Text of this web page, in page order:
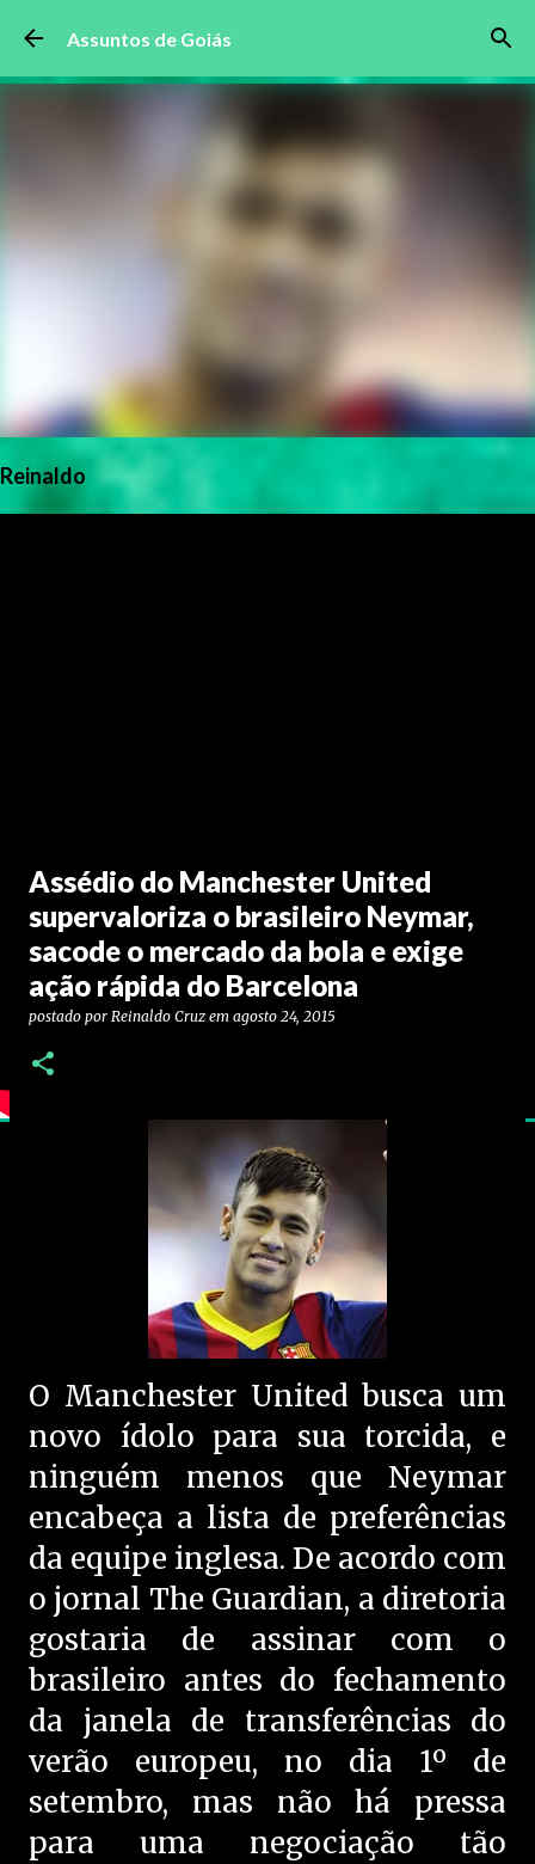
Pular para o conteúdo principal
Assuntos de Goiás
Reinaldo
Assédio do Manchester United
supervaloriza o brasileiro Neymar,
sacode o mercado da bola e exige
ação rápida do Barcelona
postado por Reinaldo Cruz em agosto 24, 2015
O Manchester United busca um
novo ídolo para sua torcida, e
ninguém menos que Neymar
encabeça a lista de preferências
da equipe inglesa. De acordo com
o jornal The Guardian, a diretoria
gostaria de assinar com o
brasileiro antes do fechamento
da janela de transferências do
verão europeu, no dia 1º de
setembro, mas não há pressa
para uma negociação tão